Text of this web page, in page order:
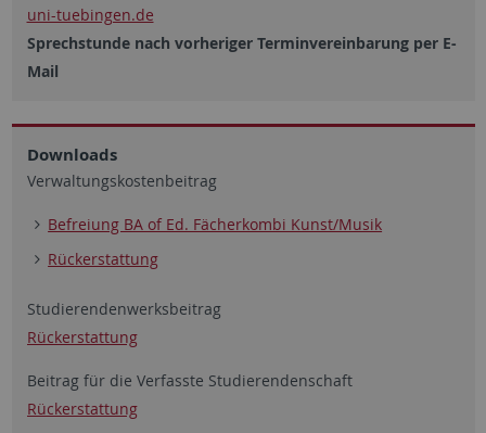
uni-tuebingen.de
Sprechstunde nach vorheriger Terminvereinbarung per E-
Mail
Downloads
Verwaltungskostenbeitrag
Befreiung BA of Ed. Fächerkombi Kunst/Musik
Rückerstattung
Studierendenwerksbeitrag
Rückerstattung
Beitrag für die Verfasste Studierendenschaft
Rückerstattung